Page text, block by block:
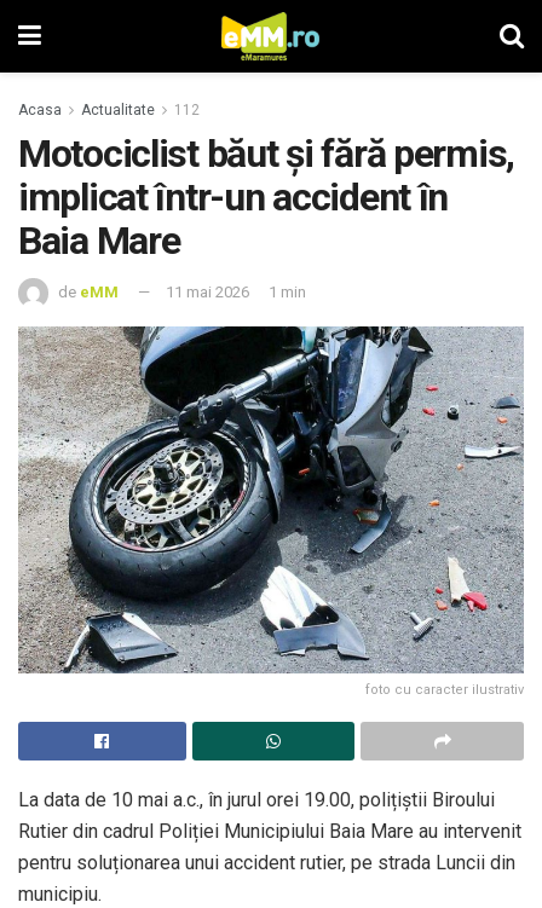
Acasa Actualitate 112
Motociclist băut și fără permis,
implicat într-un accident în
Baia Mare
de eMM 11 mai 2026 1 min
foto cu caracter ilustrativ
La data de 10 mai a.c., în jurul orei 19.00, polițiștii Biroului
Rutier din cadrul Poliției Municipiului Baia Mare au intervenit
pentru soluționarea unui accident rutier, pe strada Luncii din
municipiu.